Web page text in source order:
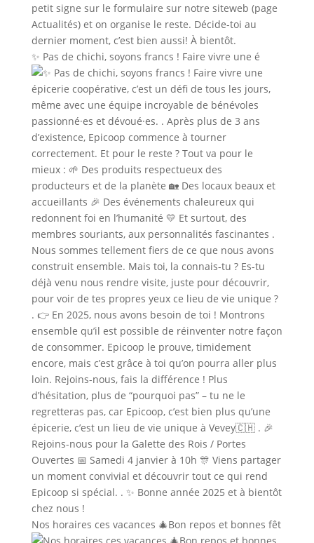
✨ Pas de chichi, soyons francs ! Faire vivre une é
Nos horaires ces vacances 🎄Bon repos et bonnes fêt